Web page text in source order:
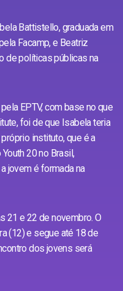
Battistello, graduada em
Facamp, e Beatriz
de políticas públicas na
EPTV, com base no que
foi de que Isabela teria
instituto, que é a
20 no Brasil,
jovem é formada na
21 e 22 de novembro. O
(12) e segue até 18 de
dos jovens será